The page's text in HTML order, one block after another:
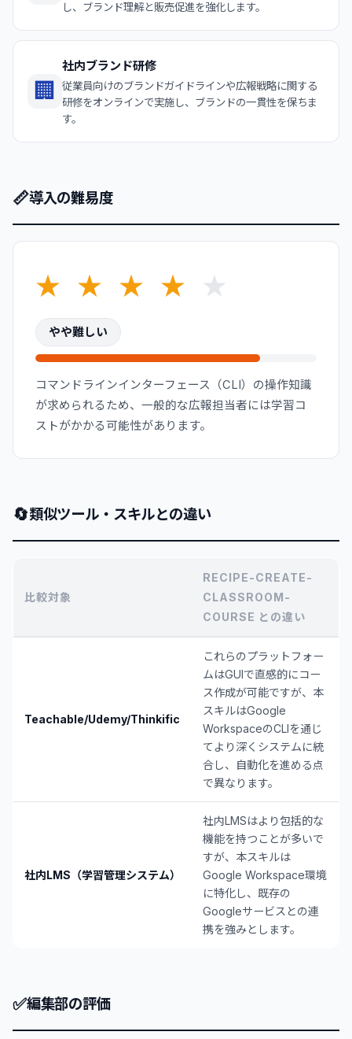
し、ブランド理解と販売促進を強化します。
🏢
社内ブランド研修
従業員向けのブランドガイドラインや広報戦略に関する
研修をオンラインで実施し、ブランドの一貫性を保ちま
す。
📏導入の難易度
★ ★ ★ ★ ★
やや難しい
コマンドラインインターフェース（CLI）の操作知識
が求められるため、一般的な広報担当者には学習コ
ストがかかる可能性があります。
🔄類似ツール・スキルとの違い
比較対象
RECIPE-CREATE-
CLASSROOM-
COURSE との違い
Teachable/Udemy/Thinkific
これらのプラットフォー
ムはGUIで直感的にコー
ス作成が可能ですが、本
スキルはGoogle
WorkspaceのCLIを通じ
てより深くシステムに統
合し、自動化を進める点
で異なります。
社内LMS（学習管理システム）
社内LMSはより包括的な
機能を持つことが多いで
すが、本スキルは
Google Workspace環境
に特化し、既存の
Googleサービスとの連
携を強みとします。
✅編集部の評価